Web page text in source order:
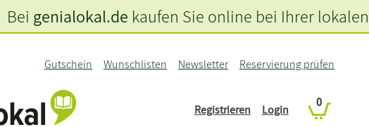
Gutschein Wunschlisten Newsletter Reservierung prüfen
Registrieren Login
0
Bei genialokal.de kaufen Sie online bei Ihrer lokalen